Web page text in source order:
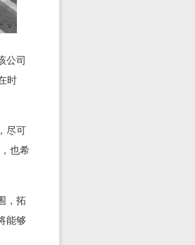
公司
时
尽可
也希
，拓
能够